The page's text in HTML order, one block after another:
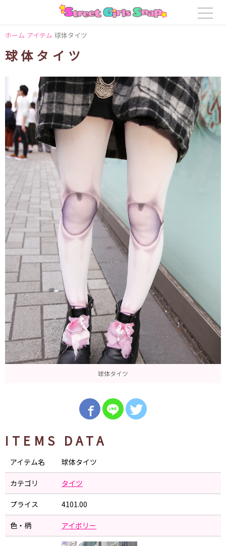
ホーム アイテム 球体タイツ
球体タイツ
球体タイツ
ITEMS DATA
アイテム名 球体タイツ
カテゴリ タイツ
プライス 4101.00
色・柄 アイボリー